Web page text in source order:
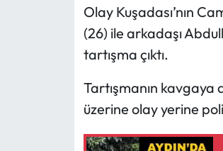
Olay Kuşadası’nın
(26) ile arkadaşı
tartışma çıktı.
Tartışmanın
üzerine olay yerine
HABER İLAN